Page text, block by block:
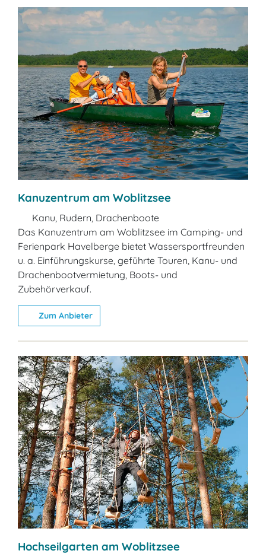
Kanuzentrum am Woblitzsee
Kanu, Rudern, Drachenboote
Das Kanuzentrum am Woblitzsee im Camping- und
Ferienpark Havelberge bietet Wassersportfreunden
u. a. Einführungskurse, geführte Touren, Kanu- und
Drachenbootvermietung, Boots- und
Zubehörverkauf.
Zum Anbieter
Hochseilgarten am Woblitzsee